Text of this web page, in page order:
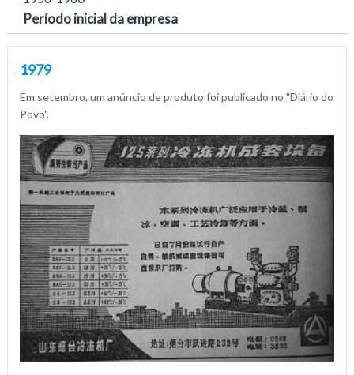
Período inicial da empresa
1979
Em setembro, um anúncio de produto foi publicado no "Diário do
Povo".